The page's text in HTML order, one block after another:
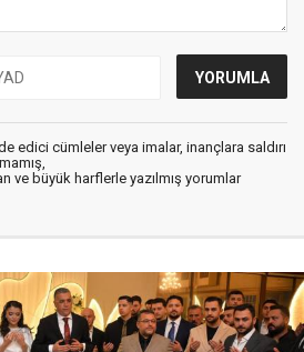
edici cümleler veya imalar, inançlara saldırı
ve büyük harflerle yazılmış yorumlar